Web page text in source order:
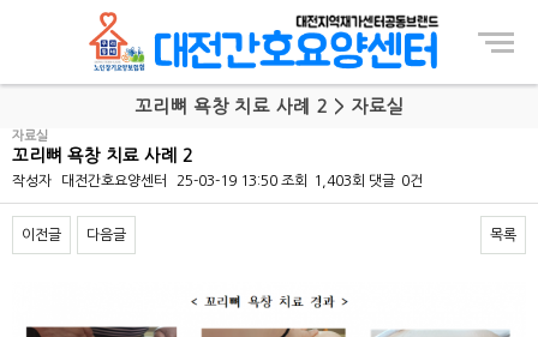
꼬리뼈 욕창 치료 사례 2 > 자료실
자료실
꼬리뼈 욕창 치료 사례 2
작성자 대전간호요양센터 25-03-19 13:50 조회 1,403회 댓글 0건
이전글 다음글 목록